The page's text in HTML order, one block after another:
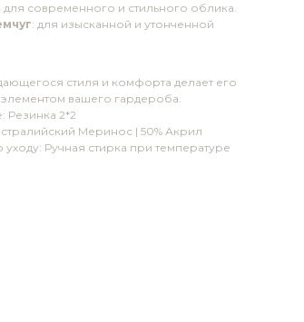
: для современного и стильного облика.
: для изысканной и утонченной
стиля и комфорта делает его
вашего гардероба.
Резинка 2*2
Меринос | 50% Акрил
уходу: Ручная стирка при температуре